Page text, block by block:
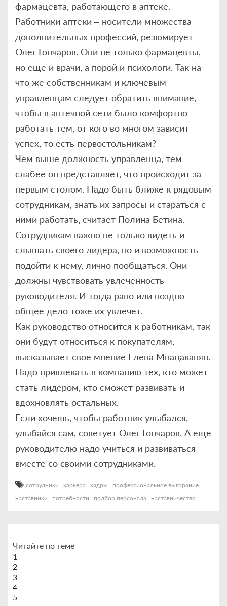
фармацевта, работающего в аптеке.
Работники аптеки – носители множества
дополнительных профессий, резюмирует
Олег Гончаров. Они не только фармацевты,
но еще и врачи, а порой и психологи. Так на
что же собственникам и ключевым
управленцам следует обратить внимание,
чтобы в аптечной сети было комфортно
работать тем, от кого во многом зависит
успех, то есть первостольникам?
Чем выше должность управленца, тем
слабее он представляет, что происходит за
первым столом. Надо быть ближе к рядовым
сотрудникам, знать их запросы и стараться с
ними работать, считает Полина Бетина.
Сотрудникам важно не только видеть и
слышать своего лидера, но и возможность
подойти к нему, лично пообщаться. Они
должны чувствовать увлеченность
руководителя. И тогда рано или поздно
общее дело тоже их увлечет.
Как руководство относится к работникам, так
они будут относиться к покупателям,
высказывает свое мнение Елена Мнацаканян.
Надо привлекать в компанию тех, кто может
стать лидером, кто сможет развивать и
вдохновлять остальных.
Если хочешь, чтобы работник улыбался,
улыбайся сам, советует Олег Гончаров. А еще
руководителю надо учиться и развиваться
вместе со своими сотрудниками.
сотрудники карьера кадры
профессиональное выгорание
наставники
потребности подбор персонала наставничество
Читайте по теме
1
2
3
4
5